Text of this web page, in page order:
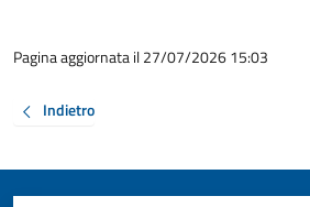
Pagina aggiornata il 27/07/2026 15:03
Indietro